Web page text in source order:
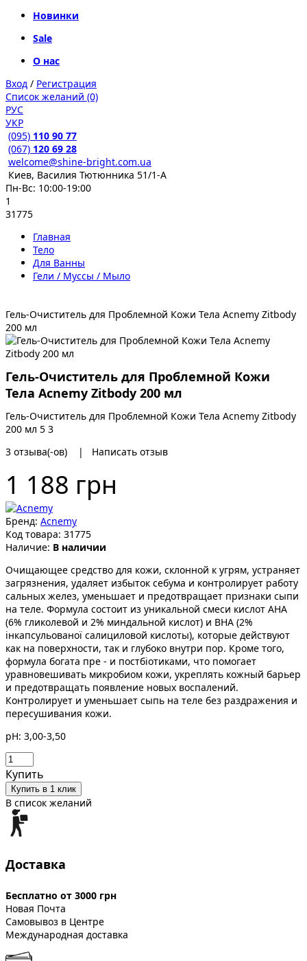
Новинки
Sale
О нас
Вход / Регистрация
Список желаний (0)
РУС
УКР
(095) 110 90 77
(067) 120 69 28
welcome@shine-bright.com.ua
Киев, Василия Тютюнника 51/1-А
Пн-Вс: 10:00-19:00
1
31775
Главная
Тело
Для Ванны
Гели / Муссы / Мыло
Гель-Очиститель для Проблемной Кожи Тела Acnemy Zitbody
200 мл
Гель-Очиститель для Проблемной Кожи
Тела Acnemy Zitbody 200 мл
Гель-Очиститель для Проблемной Кожи Тела Acnemy Zitbody
200 мл 5 3
3 отзыва(-ов) | Написать отзыв
1 188 грн
Бренд: Acnemy
Код товара: 31775
Наличие: В наличии
Очищающее средство для кожи, склонной к угрям, устраняет
загрязнения, удаляет избыток себума и контролирует работу
сальных желез, уменьшает и предотвращает признаки сыпи
на теле. Формула состоит из уникальной смеси кислот AHA
(6% гликолевой и 2% миндальной кислот) и BHA (2%
інкапсульованої салициловой кислоты), которые действуют
как на поверхности, так и глубоко внутри пор. Кроме того,
формула богата пре - и постбіотиками, что помогает
уравновешивать микробиом кожи, укреплять кожный барьер
и предотвращать появление новых воспалений.
Контролирует и уменьшает сыпь на теле без раздражения и
пересушивания кожи.
рН: 3,00-3,50
Купить
Купить в 1 клик
В список желаний
Доставка
Бесплатно от 3000 грн
Новая Почта
Самовывоз в Центре
Международная доставка